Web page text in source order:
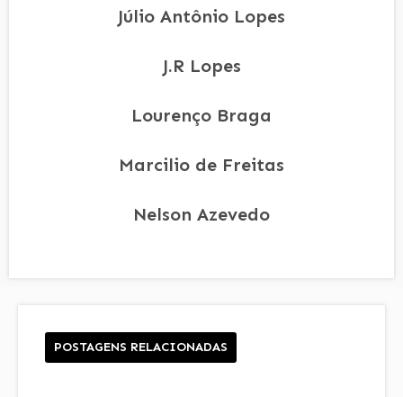
Júlio Antônio Lopes
J.R Lopes
Lourenço Braga
Marcilio de Freitas
Nelson Azevedo
POSTAGENS RELACIONADAS